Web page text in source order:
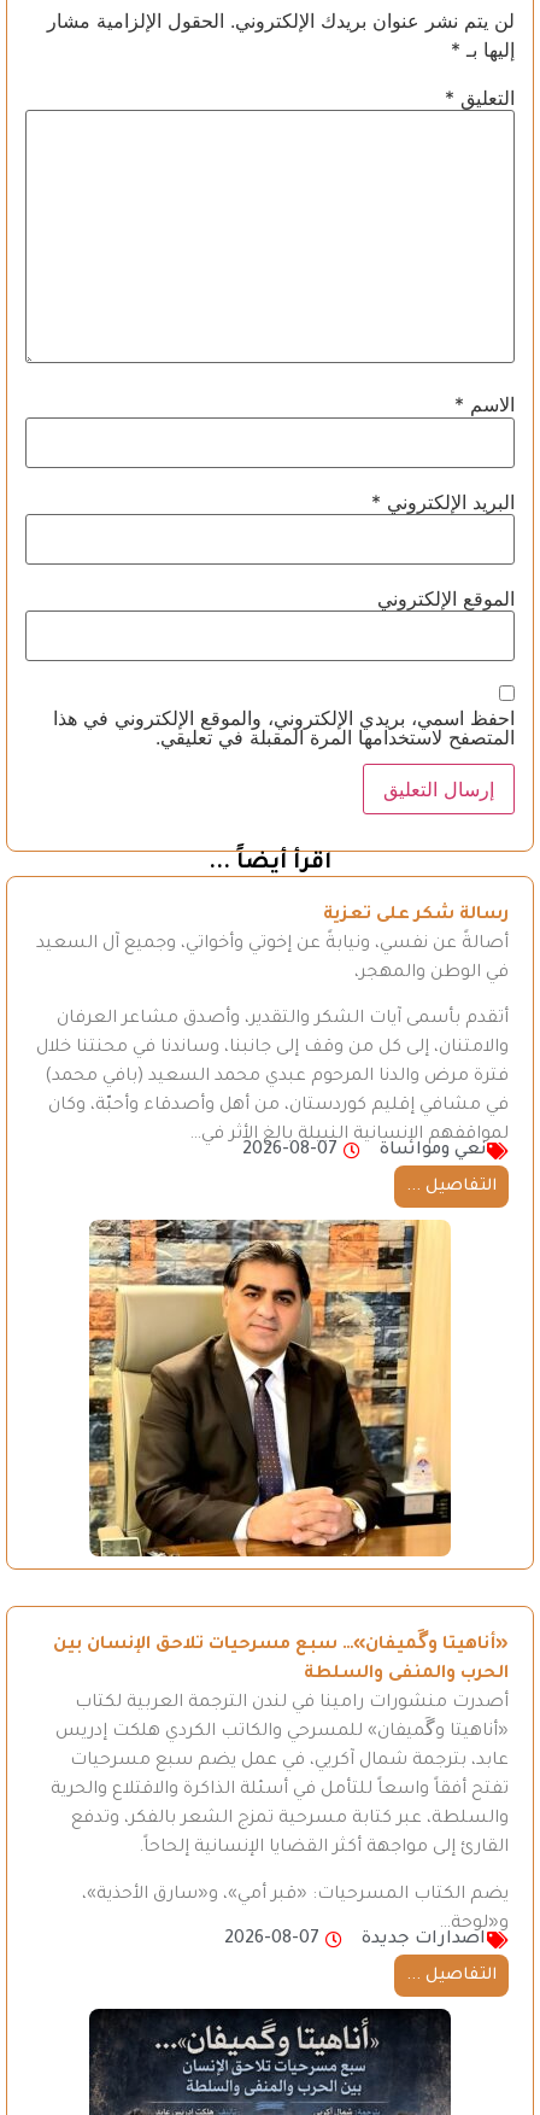
لن يتم نشر عنوان بريدك الإلكتروني. الحقول الإلزامية مشار
إليها بـ *
التعليق *
الاسم *
البريد الإلكتروني *
الموقع الإلكتروني
احفظ اسمي، بريدي الإلكتروني، والموقع الإلكتروني في هذا
المتصفح لاستخدامها المرة المقبلة في تعليقي.
اقرأ أيضاً ...
رسالة شكر على تعزية
أصالةً عن نفسي، ونيابةً عن إخوتي وأخواتي، وجميع آل السعيد
في الوطن والمهجر،
أتقدم بأسمى آيات الشكر والتقدير، وأصدق مشاعر العرفان
والامتنان، إلى كل من وقف إلى جانبنا، وساندنا في محنتنا خلال
فترة مرض والدنا المرحوم عبدي محمد السعيد (بافي محمد)
في مشافي إقليم كوردستان، من أهل وأصدقاء وأحبّة، وكان
لمواقفهم الإنسانية النبيلة بالغ الأثر في…
نعي ومواساة
2026-08-07
التفاصيل ...
«أناهيتا وگَميفان»… سبع مسرحيات تلاحق الإنسان بين
الحرب والمنفى والسلطة
أصدرت منشورات رامينا في لندن الترجمة العربية لكتاب
«أناهيتا وگَميفان» للمسرحي والكاتب الكردي هلكت إدريس
عابد، بترجمة شمال آكريي، في عمل يضم سبع مسرحيات
تفتح أفقاً واسعاً للتأمل في أسئلة الذاكرة والاقتلاع والحرية
والسلطة، عبر كتابة مسرحية تمزج الشعر بالفكر، وتدفع
القارئ إلى مواجهة أكثر القضايا الإنسانية إلحاحاً.
يضم الكتاب المسرحيات: «قبر أمي»، و«سارق الأحذية»،
و«لوحة…
اصدارات جديدة
2026-08-07
التفاصيل ...